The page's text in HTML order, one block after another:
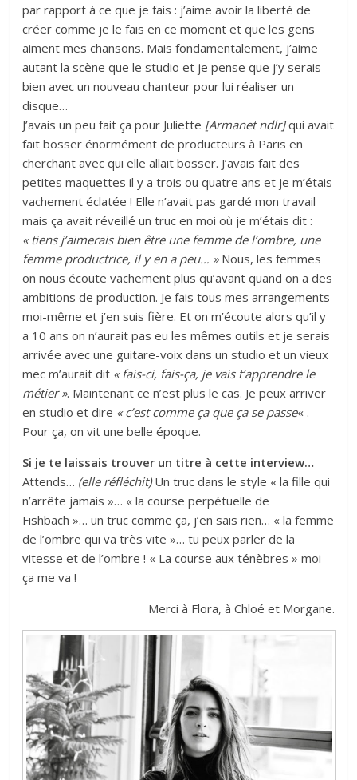
par rapport à ce que je fais : j’aime avoir la liberté de
créer comme je le fais en ce moment et que les gens
aiment mes chansons. Mais fondamentalement, j’aime
autant la scène que le studio et je pense que j’y serais
bien avec un nouveau chanteur pour lui réaliser un
disque…
J’avais un peu fait ça pour Juliette [Armanet ndlr]qui avait
fait bosser énormément de producteurs à Paris en
cherchant avec qui elle allait bosser. J’avais fait des
petites maquettes il y a trois ou quatre ans et je m’étais
vachement éclatée ! Elle n’avait pas gardé mon travail
mais ça avait réveillé un truc en moi où je m’étais dit :
« tiens j’aimerais bien être une femme de l’ombre, une
femme productrice, il y en a peu… »Nous, les femmes
on nous écoute vachement plus qu’avant quand on a des
ambitions de production. Je fais tous mes arrangements
moi-même et j’en suis fière. Et on m’écoute alors qu’il y
a 10 ans on n’aurait pas eu les mêmes outils et je serais
arrivée avec une guitare-voix dans un studio et un vieux
mec m’aurait dit « fais-ci, fais-ça, je vais t’apprendre le
métier ». Maintenant ce n’est plus le cas. Je peux arriver
en studio et dire « c’est comme ça que ça se passe« .
Pour ça, on vit une belle époque.
Si je te laissais trouver un titre à cette interview…
Attends… (elle réfléchit)Un truc dans le style « la fille qui
n’arrête jamais »… « la course perpétuelle de
Fishbach »… un truc comme ça, j’en sais rien… « la femme
de l’ombre qui va très vite »… tu peux parler de la
vitesse et de l’ombre ! « La course aux ténèbres » moi
ça me va !
Merci à Flora, à Chloé et Morgane.